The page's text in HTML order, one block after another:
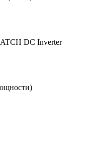
DC Inverter